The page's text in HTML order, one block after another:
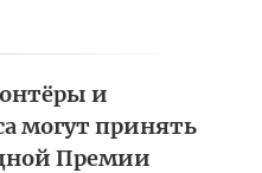
и
могут принять
Премии